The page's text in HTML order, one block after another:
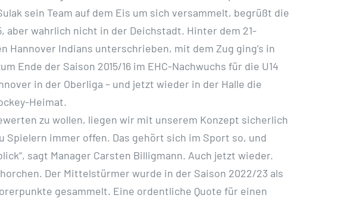
sein Team auf dem Eis um sich versammelt, begrüßt die
aber wahrlich nicht in der Deichstadt. Hinter dem 21-
Indians unterschrieben, mit dem Zug ging’s in
Ende der Saison 2015/16 im EHC-Nachwuchs für die U14
in der Oberliga – und jetzt wieder in der Halle die
Heimat.
zu wollen, liegen wir mit unserem Konzept sicherlich
immer offen. Das gehört sich im Sport so, und
sagt Manager Carsten Billigmann. Auch jetzt wieder.
Der Mittelstürmer wurde in der Saison 2022/23 als
gesammelt. Eine ordentliche Quote für einen